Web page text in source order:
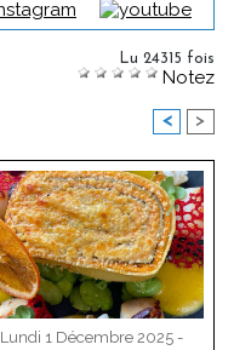
Lu 24315 fois
Notez
< >
Lundi 1 Décembre 2025 -